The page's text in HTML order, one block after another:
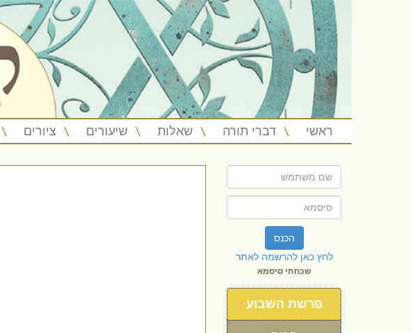
ראשי דברי תורה שאלות שיעורים ציורים
הכנס
לחץ כאן להרשמה לאתר
שכחתי סיסמא
פרשת השבוע